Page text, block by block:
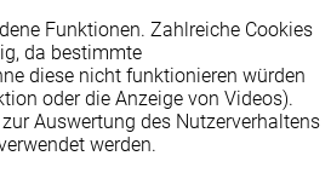
Funktionen. Zahlreiche Cookies
da bestimmte
diese nicht funktionieren würden
oder die Anzeige von Videos).
Auswertung des Nutzerverhaltens
werden.